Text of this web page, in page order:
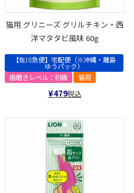
猫用 グリニーズ グリルチキン・西
洋マタタビ風味 60g
【佐川急便】宅配便（※沖縄・離島
ゆうパック）
歯磨きレベル：初級
猫用
¥479税込